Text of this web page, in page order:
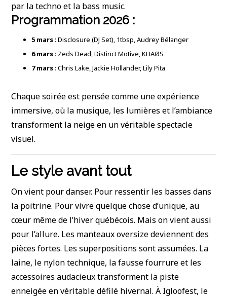
par la techno et la bass music.
Programmation 2026 :
5 mars: Disclosure (DJ Set), 1tbsp, Audrey Bélanger
6 mars: Zeds Dead, Distinct Motive, KHAØS
7 mars: Chris Lake, Jackie Hollander, Lily Pita
Chaque soirée est pensée comme une expérience
immersive, où la musique, les lumières et l’ambiance
transforment la neige en un véritable spectacle
visuel.
Le style avant tout
On vient pour danser. Pour ressentir les basses dans
la poitrine. Pour vivre quelque chose d’unique, au
cœur même de l’hiver québécois. Mais on vient aussi
pour l’allure. Les manteaux oversize deviennent des
pièces fortes. Les superpositions sont assumées. La
laine, le nylon technique, la fausse fourrure et les
accessoires audacieux transforment la piste
enneigée en véritable défilé hivernal. À Igloofest, le